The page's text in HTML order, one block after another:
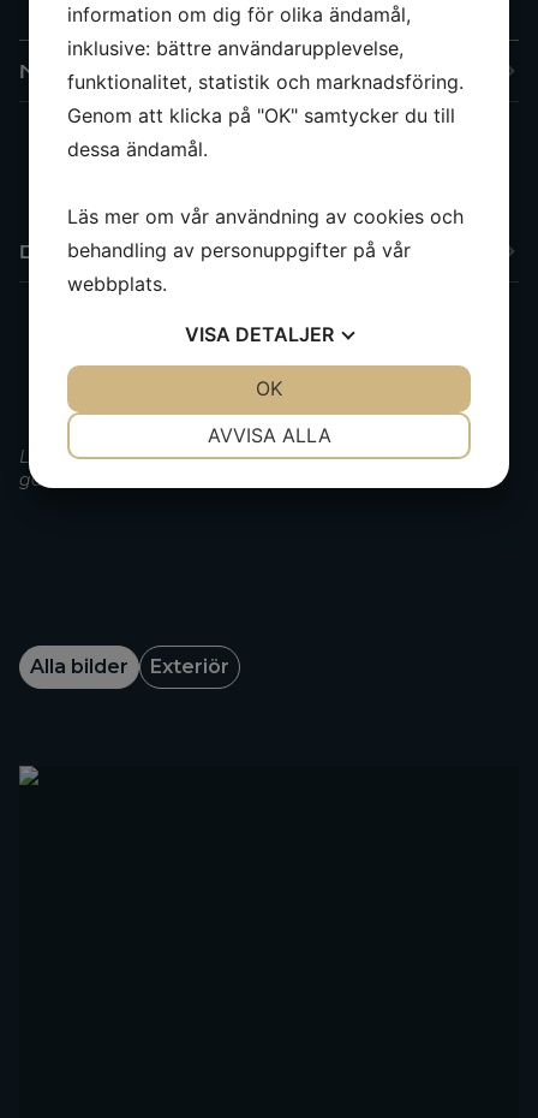
Navigation & Instrument
Däcksutrustning
Kapell över styrkonsoll
Lämnade uppgifter förväntas vara korrekta men kan ej
garanteras
Alla bilder Exteriör
information om dig för olika ändamål,
inklusive: bättre användarupplevelse,
funktionalitet, statistik och marknadsföring.
Genom att klicka på "OK" samtycker du till
dessa ändamål.
Läs mer om vår användning av cookies och
behandling av personuppgifter på vår
webbplats.
VISA DETALJER
AVVISA ALLA
OK